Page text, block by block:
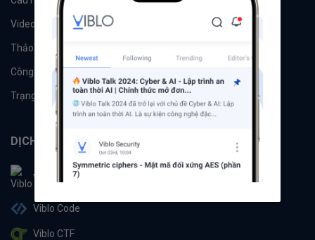
Videos
Thảo luận
Công cụ
Trạng thái hệ thống
DỊCH VỤ
Viblo
Viblo Code
Viblo CTF